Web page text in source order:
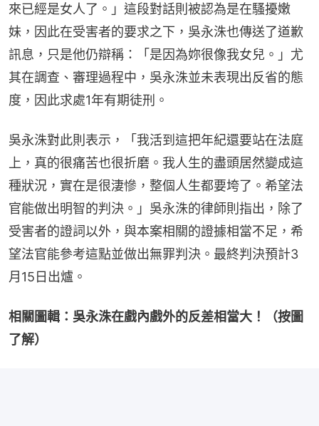
來已經是女人了。」這段對話則被認為是在騷擾嫩
妹，因此在受害者的要求之下，吳永洙也傳送了道歉
訊息，只是他仍辯稱：「是因為妳很像我女兒。」尤
其在調查、審理過程中，吳永洙並未表現出反省的態
度，因此求處1年有期徒刑。
吳永洙對此則表示，「我活到這把年紀還要站在法庭
上，真的很痛苦也很折磨。我人生的盡頭居然變成這
種狀況，實在是很淒慘，整個人生都要垮了。希望法
官能做出明智的判決。」吳永洙的律師則指出，除了
受害者的證詞以外，與本案相關的證據相當不足，希
望法官能參考這點並做出無罪判決。最終判決預計3
月15日出爐。
相關圖輯：吳永洙在戲內戲外的反差相當大！（按圖
了解）